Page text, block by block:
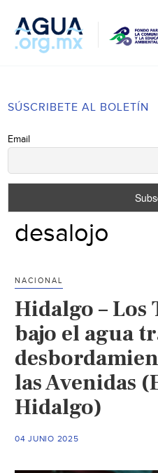
SÚSCRIBETE AL BOLETÍN
Email
desalojo
NACIONAL
Hidalgo – Los
bajo el agua
las Avenidas
Hidalgo)
04 JUNIO 2025